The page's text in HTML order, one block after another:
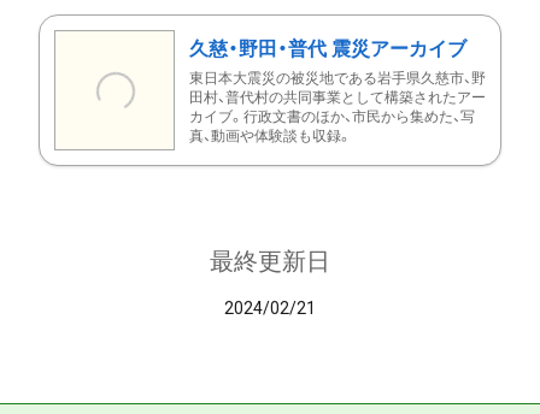
久慈・野田・普代 震災アーカイブ
東日本大震災の被災地である岩手県久慈市、野
田村、普代村の共同事業として構築されたアー
カイブ。行政文書のほか、市民から集めた、写
真、動画や体験談も収録。
最終更新日
2024/02/21